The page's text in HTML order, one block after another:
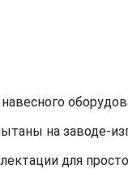
на заводе-
для